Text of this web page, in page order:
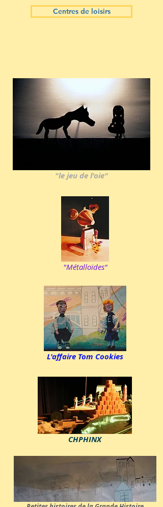
Centres de loisirs
"le jeu de l'oie"
"Métalloïdes"
L'affaire Tom Cookies
CHPHINX